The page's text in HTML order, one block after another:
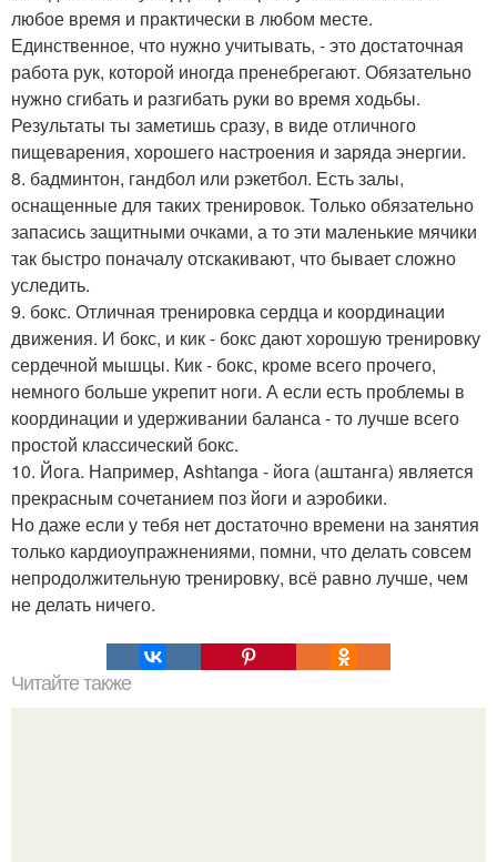
любое время и практически в любом месте.
Единственное, что нужно учитывать, - это достаточная
работа рук, которой иногда пренебрегают. Обязательно
нужно сгибать и разгибать руки во время ходьбы.
Результаты ты заметишь сразу, в виде отличного
пищеварения, хорошего настроения и заряда энергии.
8. бадминтон, гандбол или рэкетбол. Есть залы,
оснащенные для таких тренировок. Только обязательно
запасись защитными очками, а то эти маленькие мячики
так быстро поначалу отскакивают, что бывает сложно
уследить.
9. бокс. Отличная тренировка сердца и координации
движения. И бокс, и кик - бокс дают хорошую тренировку
сердечной мышцы. Кик - бокс, кроме всего прочего,
немного больше укрепит ноги. А если есть проблемы в
координации и удерживании баланса - то лучше всего
простой классический бокс.
10. Йога. Например, Ashtanga - йога (аштанга) является
прекрасным сочетанием поз йоги и аэробики.
Но даже если у тебя нет достаточно времени на занятия
только кардиоупражнениями, помни, что делать совсем
непродолжительную тренировку, всё равно лучше, чем
не делать ничего.
Читайте также